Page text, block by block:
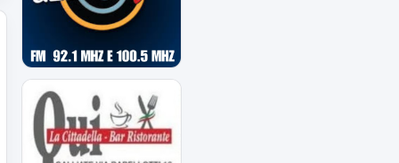
Il Novara è atteso dal
quarto impegno
estivo
Mercoledì a Chiavari.
Tra amichevoli e
mercato...
Orari Biglietteria